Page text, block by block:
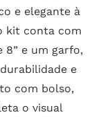
e elegante à
kit conta com
8” e um garfo,
e
com bolso,
o visual